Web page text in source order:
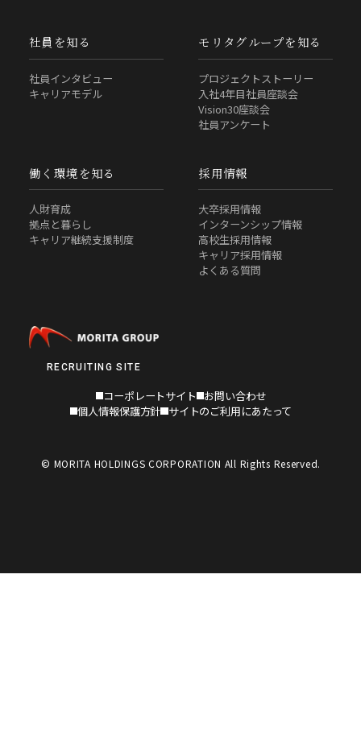
社員を知る
社員インタビュー
キャリアモデル
モリタグループを知る
プロジェクトストーリー
入社4年目社員座談会
Vision30座談会
社員アンケート
働く環境を知る
人財育成
拠点と暮らし
キャリア継続支援制度
採用情報
大卒採用情報
インターンシップ情報
高校生採用情報
キャリア採用情報
よくある質問
RECRUITING SITE
コーポレートサイト
お問い合わせ
個人情報保護方針 サイトのご利用にあたって
© MORITA HOLDINGS CORPORATION All Rights Reserved.